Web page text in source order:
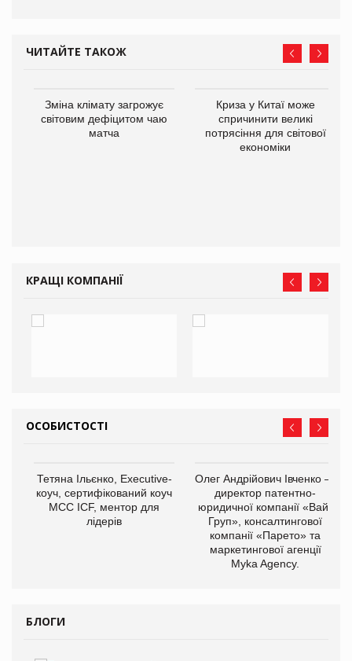
ЧИТАЙТЕ ТАКОЖ
Зміна клімату загрожує
світовим дефіцитом чаю
матча
Криза у Китаї може
спричинити великі
потрясіння для світової
економіки
КРАЩІ КОМПАНІЇ
ОСОБИСТОСТІ
Тетяна Ільєнко, Executive-
коуч, сертифікований коуч
МСС ICF, ментор для
лідерів
Олег Андрійович Івченко —
директор патентно-
юридичної компанії «Вайз
Груп», консалтингової
компанії «Парето» та
маркетингової агенції
Myka Agency.
БЛОГИ